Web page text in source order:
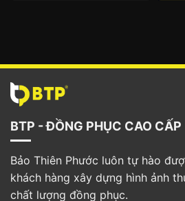
BTP - ĐỒNG PHỤC CAO CẤP
Bảo Thiên Phước luôn tự hào
khách hàng xây dựng hình ảnh
chất lượng đồng phục.